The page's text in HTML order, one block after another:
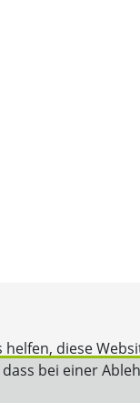
diese
bei einer